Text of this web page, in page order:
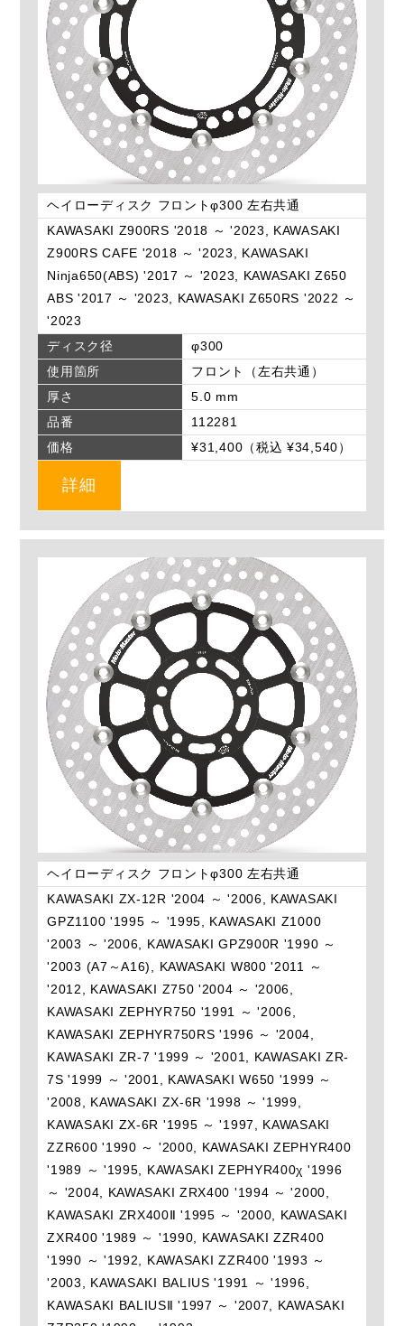
ヘイローディスク フロントφ300 左右共通
KAWASAKI Z900RS '2018 ～ '2023, KAWASAKI
Z900RS CAFE '2018 ～ '2023, KAWASAKI
Ninja650(ABS) '2017 ～ '2023, KAWASAKI Z650
ABS '2017 ～ '2023, KAWASAKI Z650RS '2022 ～
'2023
ディスク径
φ300
使用箇所
フロント（左右共通）
厚さ
5.0 mm
品番
112281
価格
¥31,400（税込 ¥34,540）
詳細
ヘイローディスク フロントφ300 左右共通
KAWASAKI ZX-12R '2004 ～ '2006, KAWASAKI
GPZ1100 '1995 ～ '1995, KAWASAKI Z1000
'2003 ～ '2006, KAWASAKI GPZ900R '1990 ～
'2003 (A7～A16), KAWASAKI W800 '2011 ～
'2012, KAWASAKI Z750 '2004 ～ '2006,
KAWASAKI ZEPHYR750 '1991 ～ '2006,
KAWASAKI ZEPHYR750RS '1996 ～ '2004,
KAWASAKI ZR-7 '1999 ～ '2001, KAWASAKI ZR-
7S '1999 ～ '2001, KAWASAKI W650 '1999 ～
'2008, KAWASAKI ZX-6R '1998 ～ '1999,
KAWASAKI ZX-6R '1995 ～ '1997, KAWASAKI
ZZR600 '1990 ～ '2000, KAWASAKI ZEPHYR400
'1989 ～ '1995, KAWASAKI ZEPHYR400χ '1996
～ '2004, KAWASAKI ZRX400 '1994 ～ '2000,
KAWASAKI ZRX400Ⅱ '1995 ～ '2000, KAWASAKI
ZXR400 '1989 ～ '1990, KAWASAKI ZZR400
'1990 ～ '1992, KAWASAKI ZZR400 '1993 ～
'2003, KAWASAKI BALIUS '1991 ～ '1996,
KAWASAKI BALIUSⅡ '1997 ～ '2007, KAWASAKI